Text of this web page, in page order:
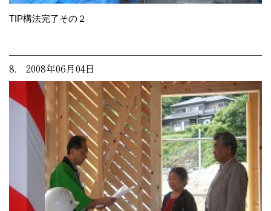
TIP構法完了その２
8. 2008年06月04日